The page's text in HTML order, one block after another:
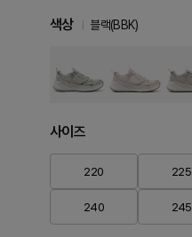
색상 블랙(BBK)
사이즈
220 225
240 245